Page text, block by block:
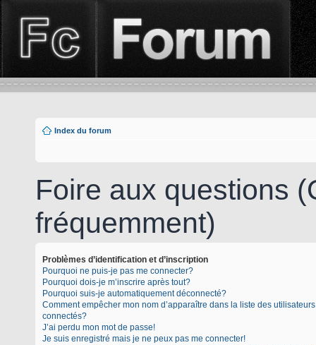
Index du forum
Foire aux questions
fréquemment)
Problèmes d’identification et d’inscription
Pourquoi ne puis-je pas me connecter?
Pourquoi dois-je m’inscrire après tout?
Pourquoi suis-je automatiquement déconnecté?
Comment empêcher mon nom d’apparaître dans la liste des utilisateurs
connectés?
J’ai perdu mon mot de passe!
Je suis enregistré mais je ne peux pas me connecter!